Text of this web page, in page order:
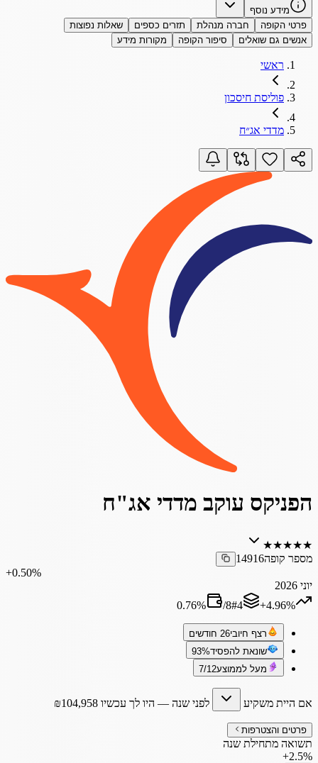
מידע נוסף
פרטי הקופה
חברה מנהלת תזרים כספים
שאלות נפוצות
אנשים גם שואלים
סיפור הקופה מקורות מידע
ראשי
פוליסת חיסכון
מדדי אג״ח
הפניקס עוקב מדדי אג"ח
★
★
★
★
★
מספר קופה14916
‎+0.50%
יוני 2026
‎+4.96%
#4
/8
0.76%
רצף חיובי26 חודשים
שונאת להפסיד93%
מעל לממוצע7/12
אם היית משקיע לפני שנה — היו לך עכשיו ₪104,958
פרטים והצטרפות
תשואה מתחילת שנה
+2.5%